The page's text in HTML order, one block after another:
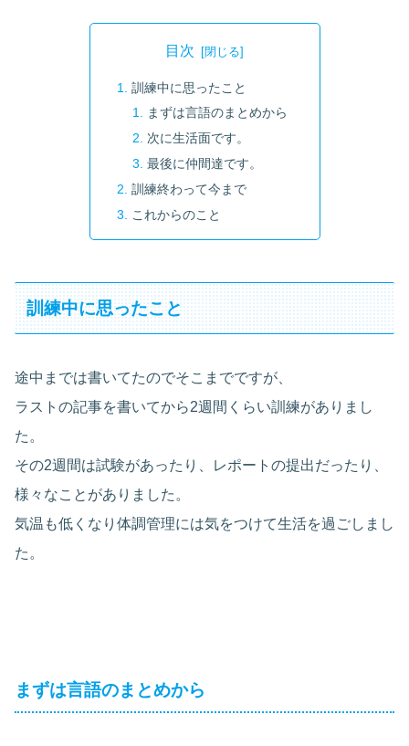
目次
訓練中に思ったこと
まずは言語のまとめから
次に生活面です。
最後に仲間達です。
訓練終わって今まで
これからのこと
訓練中に思ったこと
途中までは書いてたのでそこまでですが、
ラストの記事を書いてから2週間くらい訓練がありまし
た。
その2週間は試験があったり、レポートの提出だったり、
様々なことがありました。
気温も低くなり体調管理には気をつけて生活を過ごしまし
た。
まずは言語のまとめから